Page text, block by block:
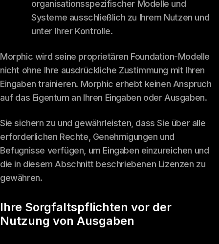
organisationsspezifischer Modelle und
Systeme ausschließlich zu Ihrem Nutzen und
unter Ihrer Kontrolle.
Morphic wird seine proprietären Foundation-Modelle
nicht ohne Ihre ausdrückliche Zustimmung mit Ihren
Eingaben trainieren. Morphic erhebt keinen Anspruch
auf das Eigentum an Ihren Eingaben oder Ausgaben.
Sie sichern zu und gewährleisten, dass Sie über alle
erforderlichen Rechte, Genehmigungen und
Befugnisse verfügen, um Eingaben einzureichen und
die in diesem Abschnitt beschriebenen Lizenzen zu
gewähren.
Ihre Sorgfaltspflichten vor der
Nutzung von Ausgaben